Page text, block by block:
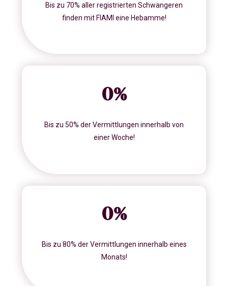
Bis zu 70% aller registrierten Schwangeren
finden mit FIAMI eine Hebamme!
0%
Bis zu 50% der Vermittlungen innerhalb von
einer Woche!
0%
Bis zu 80% der Vermittlungen innerhalb eines
Monats!